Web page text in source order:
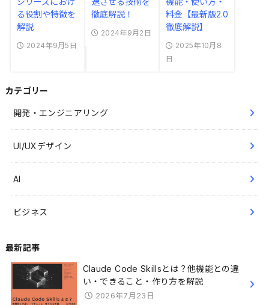
る役割や特徴を
解説
2024年9月5日
徹底解説！
2024年9月2日
料金【最新版2.0
徹底解説】
2025年10月8
日
カテゴリー
開発・エンジニアリング
UI/UXデザイン
AI
ビジネス
最新記事
Claude Code Skillsとは？他機能との違
い・できること・作り方を解説
2026年7月23日